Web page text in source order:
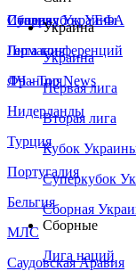
Сборная Украины
Италия
Германия
Франция
Нидерланды
Турция
Португалия
Бельгия
МЛС
Саудовская Аравия
Суперкубок УЕФА
Лига конференций
ЛЧ - Top News
Украина
Украина
Первая лига
Вторая лига
Кубок
Суперкубок
Сборная
Сборные
Лига наций